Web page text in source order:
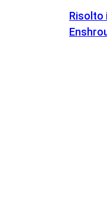
Risolto